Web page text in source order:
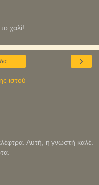
χαλί!
›
ιστού
Αυτή, η γνωστή καλέ.